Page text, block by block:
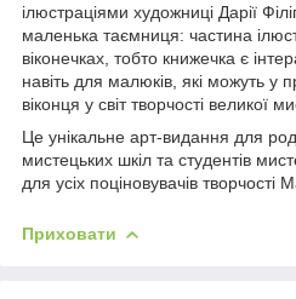
ілюстраціями художниці Дарії
маленька таємниця: частина
віконечках, тобто книжечка є
навіть для малюків, які можуть у
віконця у світ творчості великої
Це унікальне арт-видання для
мистецьких шкіл та студентів
для усіх поціновувачів творчості
Приховати